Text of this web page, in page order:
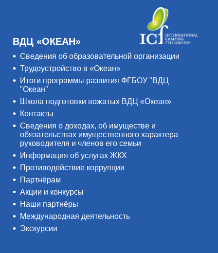
ВДЦ «ОКЕАН»
Сведения об образовательной организации
Трудоустройство в «Океан»
Итоги программы развития ФГБОУ "ВДЦ
"Океан"
Школа подготовки вожатых ВДЦ «Океан»
Контакты
Сведения о доходах, об имуществе и
обязательствах имущественного характера
руководителя и членов его семьи
Информация об услугах ЖКХ
Противодействие коррупции
Партнёрам
Акции и конкурсы
Наши партнёры
Международная деятельность
Экскурсии